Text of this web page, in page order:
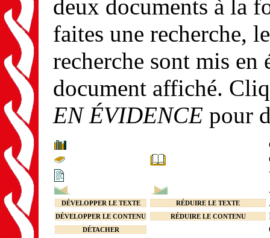
deux documents à la
faites une recherche,
recherche sont mis en
document affiché.
EN ÉVIDENCE pour
DÉVELOPPER LE TEXTE RÉDUIRE LE TEXTE
DÉVELOPPER LE CONTENU RÉDUIRE LE CONTENU
DÉTACHER